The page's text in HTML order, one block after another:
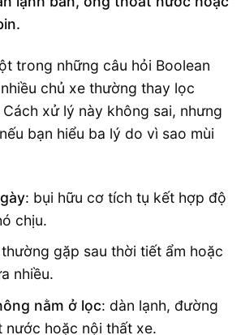
trong những câu hỏi Boolean
chủ xe thường thay lọc
xử lý này không sai, nhưng
bạn hiểu ba lý do vì sao mùi
: bụi hữu cơ tích tụ kết hợp độ
chịu.
gặp sau thời tiết ẩm hoặc
nhiều.
nằm ở lọc: dàn lạnh, đường
nước hoặc nội thất xe.